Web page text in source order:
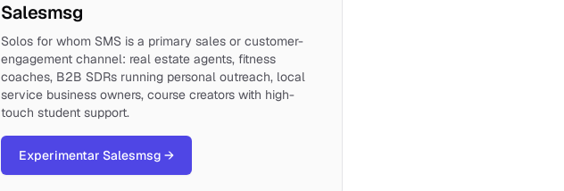
Salesmsg
Solos for whom SMS is a primary sales or customer-
engagement channel: real estate agents, fitness
coaches, B2B SDRs running personal outreach, local
service business owners, course creators with high-
touch student support.
Experimentar Salesmsg →